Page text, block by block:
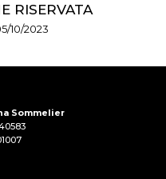
RISERVATA
10/2023
Sommelier